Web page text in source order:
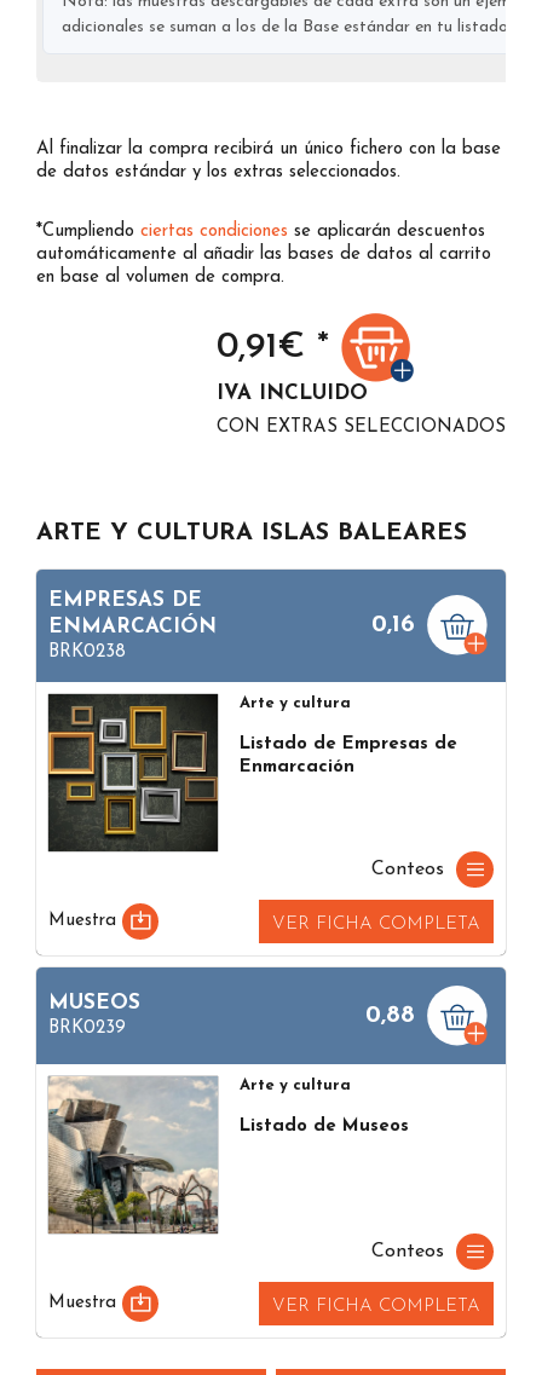
adicionales se suman a los de la Base estándar en tu listado
Al finalizar la compra recibirá un único fichero con la base
de datos estándar y los extras seleccionados.
*Cumpliendo ciertas condiciones se aplicarán descuentos
automáticamente al añadir las bases de datos al carrito
en base al volumen de compra.
0,91€ *
IVA INCLUIDO
CON EXTRAS SELECCIONADOS
ARTE Y CULTURA ISLAS BALEARES
EMPRESAS DE
ENMARCACIÓN
BRK0238
0,16
Arte y cultura
Listado de Empresas de
Enmarcación
Conteos
Muestra VER FICHA COMPLETA
MUSEOS
BRK0239
0,88
Arte y cultura
Listado de Museos
Conteos
Muestra VER FICHA COMPLETA